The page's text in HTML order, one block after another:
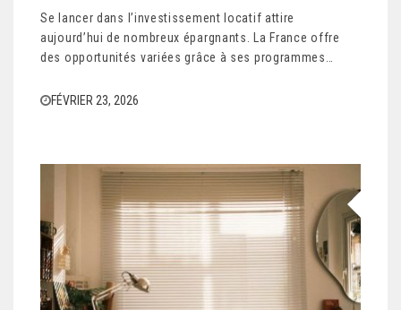
Se lancer dans l’investissement locatif attire
aujourd’hui de nombreux épargnants. La France offre
des opportunités variées grâce à ses programmes…
FÉVRIER 23, 2026